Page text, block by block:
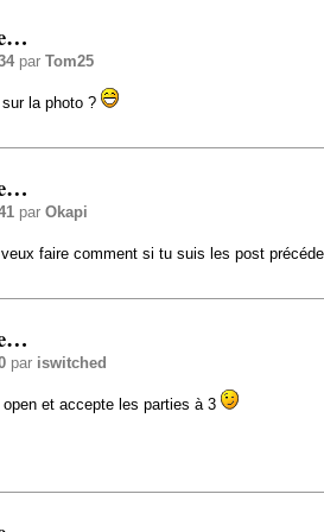
par Tom25
la photo ?
par Okapi
faire comment si tu suis les post
par iswitched
et accepte les parties à 3